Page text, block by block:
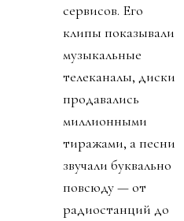
сервисов. Его
клипы показывали
музыкальные
телеканалы, диски
продавались
миллионными
тиражами, а песни
звучали буквально
повсюду — от
радиостанций до